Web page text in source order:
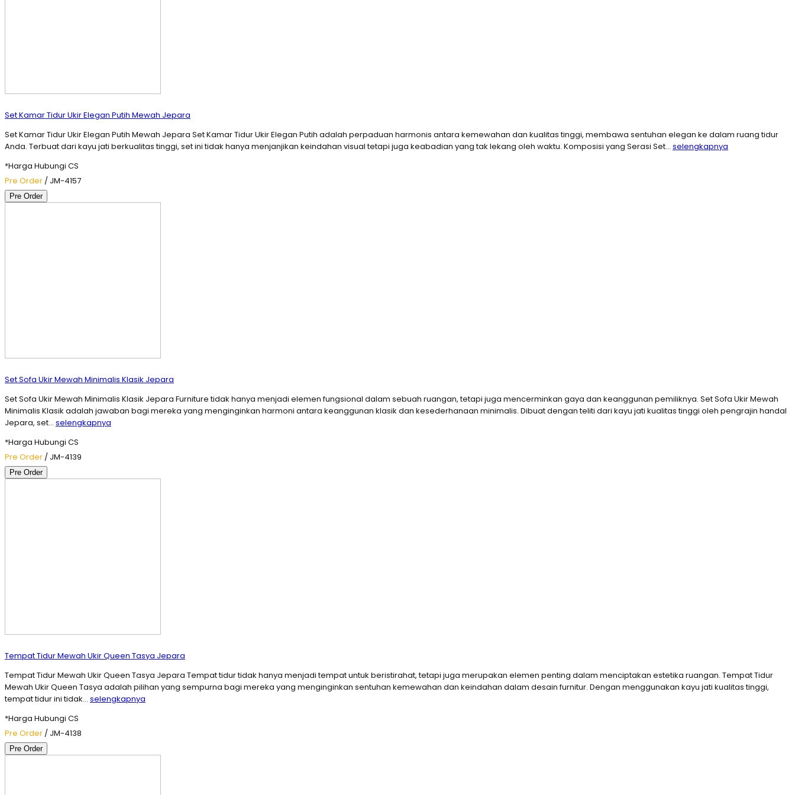
Set Kamar Tidur Ukir Elegan Putih Mewah Jepara
Set Kamar Tidur Ukir Elegan Putih Mewah Jepara Set Kamar Tidur Ukir Elegan Putih adalah perpaduan harmonis antara kemewahan dan kualitas tinggi, membawa sentuhan elegan ke dalam ruang tidur
Anda. Terbuat dari kayu jati berkualitas tinggi, set ini tidak hanya menjanjikan keindahan visual tetapi juga keabadian yang tak lekang oleh waktu. Komposisi yang Serasi Set… selengkapnya
*Harga Hubungi CS
Pre Order / JM-4157
Pre Order
Set Sofa Ukir Mewah Minimalis Klasik Jepara
Set Sofa Ukir Mewah Minimalis Klasik Jepara Furniture tidak hanya menjadi elemen fungsional dalam sebuah ruangan, tetapi juga mencerminkan gaya dan keanggunan pemiliknya. Set Sofa Ukir Mewah
Minimalis Klasik adalah jawaban bagi mereka yang menginginkan harmoni antara keanggunan klasik dan kesederhanaan minimalis. Dibuat dengan teliti dari kayu jati kualitas tinggi oleh pengrajin handal
Jepara, set… selengkapnya
*Harga Hubungi CS
Pre Order / JM-4139
Pre Order
Tempat Tidur Mewah Ukir Queen Tasya Jepara
Tempat Tidur Mewah Ukir Queen Tasya Jepara Tempat tidur tidak hanya menjadi tempat untuk beristirahat, tetapi juga merupakan elemen penting dalam menciptakan estetika ruangan. Tempat Tidur
Mewah Ukir Queen Tasya adalah pilihan yang sempurna bagi mereka yang menginginkan sentuhan kemewahan dan keindahan dalam desain furnitur. Dengan menggunakan kayu jati kualitas tinggi,
tempat tidur ini tidak… selengkapnya
*Harga Hubungi CS
Pre Order / JM-4138
Pre Order